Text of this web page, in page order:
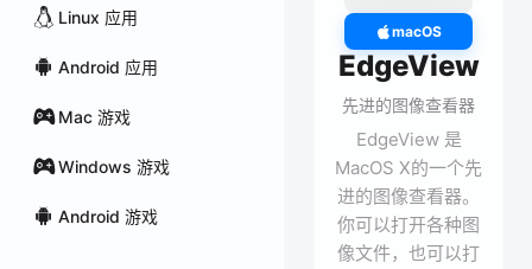
Linux 应用
Android 应用
Mac 游戏
Windows 游戏
Android 游戏
macOS
EdgeView
先进的图像查看器
EdgeView 是
MacOS X的一个先
进的图像查看器。
你可以打开各种图
像文件，也可以打